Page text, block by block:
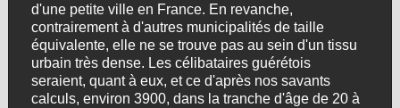
d'une petite ville en France. En revanche,
contrairement à d'autres municipalités de taille
équivalente, elle ne se trouve pas au sein d'un tissu
urbain très dense. Les célibataires guérétois
seraient, quant à eux, et ce d'après nos savants
calculs, environ 3900, dans la tranche d'âge de 20 à